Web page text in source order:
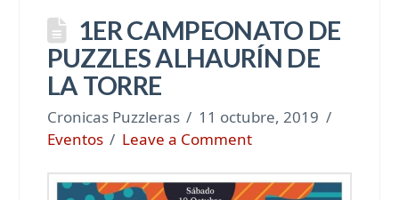
1ER CAMPEONATO DE
PUZZLES ALHAURÍN DE
LA TORRE
Cronicas Puzzleras
11 octubre, 2019
Eventos
Leave a Comment